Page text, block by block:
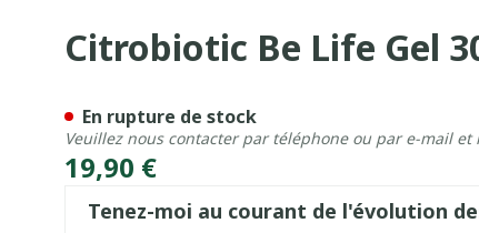
Citrobiotic Be Life Gel
19,90 €
Tenez-moi au courant de l'évolution
En rupture de stock
Veuillez nous contacter par téléphone ou par e-mail